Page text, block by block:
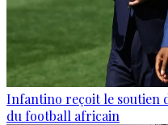
Infantino reçoit le soutien
du football africain